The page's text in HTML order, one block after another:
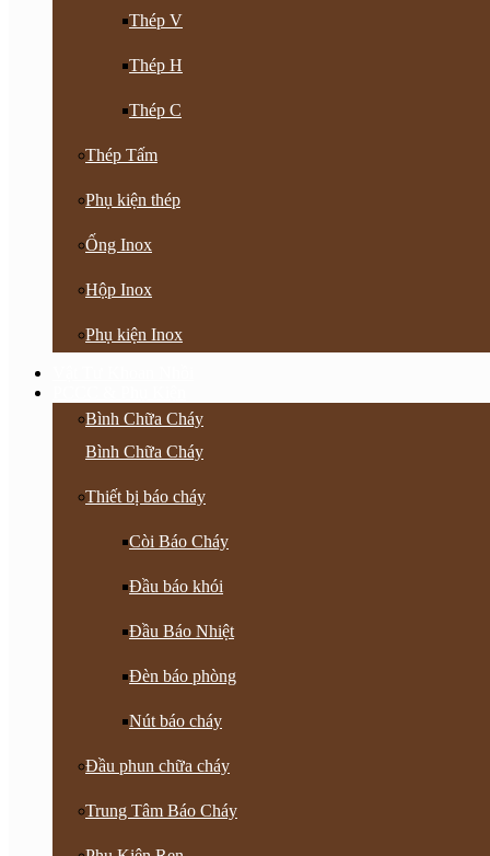
Thép V
Thép H
Thép C
Thép Tấm
Phụ kiện thép
Ống Inox
Hộp Inox
Phụ kiện Inox
Bình Chữa Cháy
Bình Chữa Cháy
Thiết bị báo cháy
Còi Báo Cháy
Đầu báo khói
Đầu Báo Nhiệt
Đèn báo phòng
Nút báo cháy
Đầu phun chữa cháy
Trung Tâm Báo Cháy